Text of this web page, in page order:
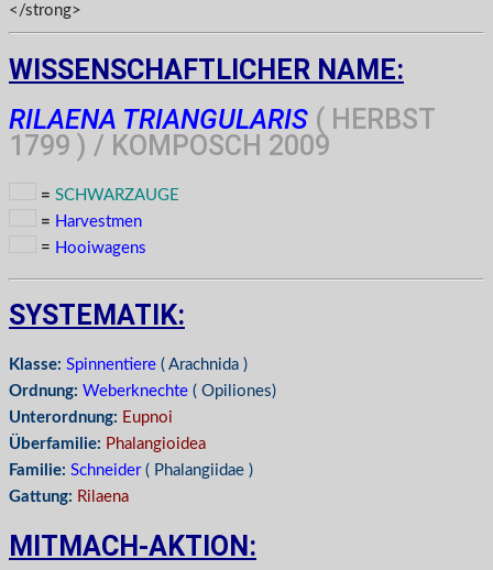
</strong>
WISSENSCHAFTLICHER NAME:
RILAENA TRIANGULARIS ( HERBST
1799 ) / KOMPOSCH 2009
= SCHWARZAUGE
= Harvestmen
= Hooiwagens
SYSTEMATIK:
Klasse: Spinnentiere ( Arachnida )
Ordnung: Weberknechte ( Opiliones)
Unterordnung: Eupnoi
Überfamilie: Phalangioidea
Familie: Schneider( Phalangiidae )
Gattung: Rilaena
MITMACH-AKTION: